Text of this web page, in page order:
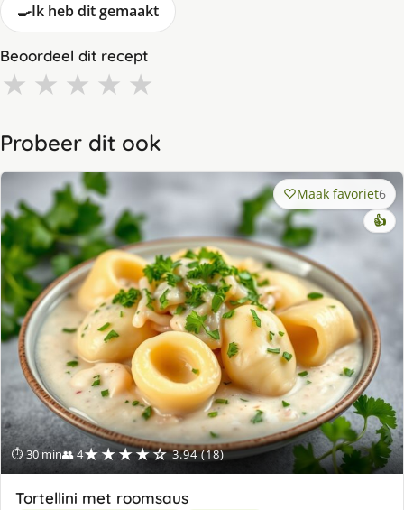
🍳Ik heb dit gemaakt
Beoordeel dit recept
★ ★ ★ ★ ★
Probeer dit ook
⏱ 30 min👥 4★★★★☆ 3.94 (18)
Maak favoriet6
👍
Tortellini met roomsaus